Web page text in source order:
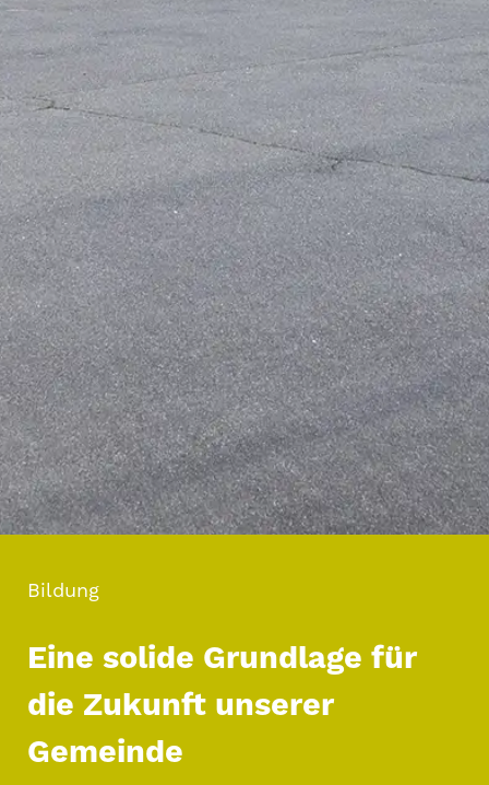
Bildung
Eine solide Grundlage für
die Zukunft unserer
Gemeinde